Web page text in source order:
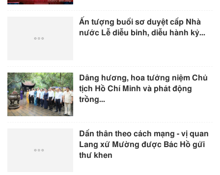
Ấn tượng buổi sơ duyệt cấp Nhà
nước Lễ diễu binh, diễu hành kỷ...
Dâng hương, hoa tưởng niệm Chủ
tịch Hồ Chí Minh và phát động
trồng...
Dấn thân theo cách mạng - vị quan
Lang xứ Mường được Bác Hồ gửi
thư khen